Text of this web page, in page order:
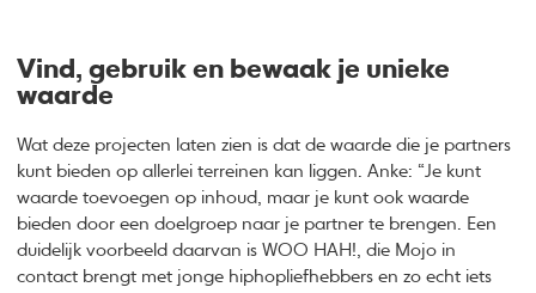
Vind, gebruik en bewaak je unieke
waarde
Wat deze projecten laten zien is dat de waarde die je partners
kunt bieden op allerlei terreinen kan liggen. Anke: “Je kunt
waarde toevoegen op inhoud, maar je kunt ook waarde
bieden door een doelgroep naar je partner te brengen. Een
duidelijk voorbeeld daarvan is WOO HAH!, die Mojo in
contact brengt met jonge hiphopliefhebbers en zo echt iets